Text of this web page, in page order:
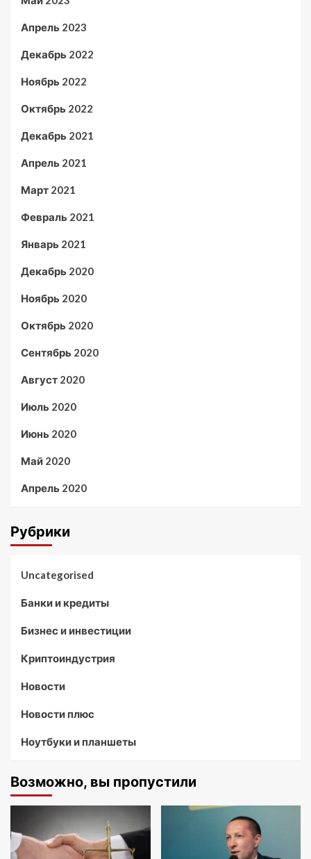
Апрель 2023
Декабрь 2022
Ноябрь 2022
Октябрь 2022
Декабрь 2021
Апрель 2021
Март 2021
Февраль 2021
Январь 2021
Декабрь 2020
Ноябрь 2020
Октябрь 2020
Сентябрь 2020
Август 2020
Июль 2020
Июнь 2020
Май 2020
Апрель 2020
Рубрики
Uncategorised
Банки и кредиты
Бизнес и инвестиции
Криптоиндустрия
Новости
Новости плюс
Ноутбуки и планшеты
Возможно, вы пропустили